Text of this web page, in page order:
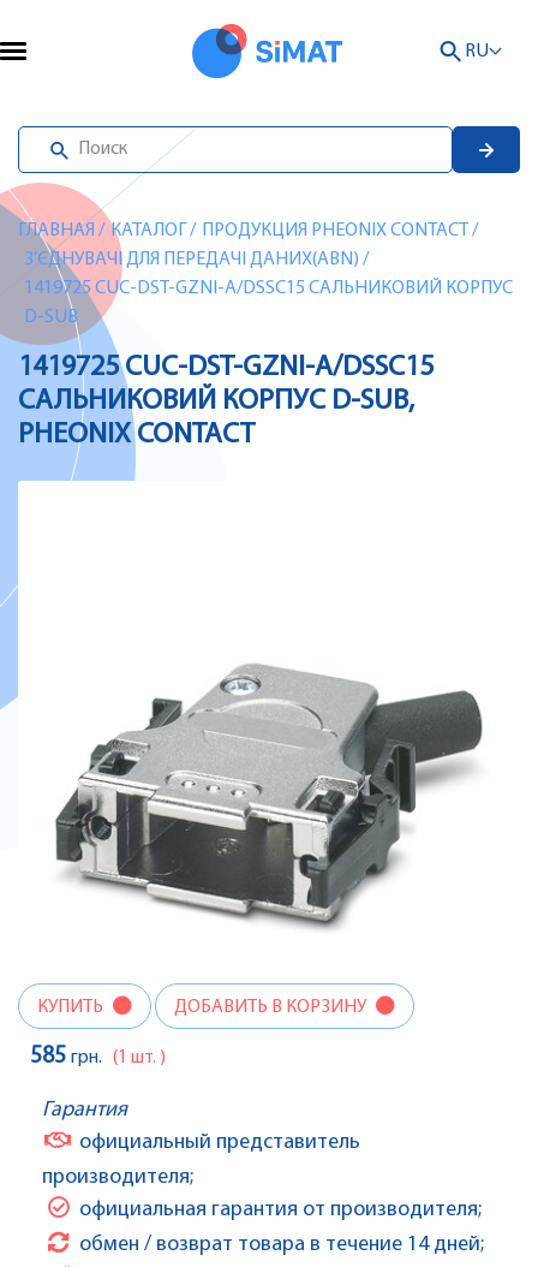
RU
ГЛАВНАЯ / КАТАЛОГ / ПРОДУКЦИЯ PHEONIX CONTACT /
З’ЄДНУВАЧІ ДЛЯ ПЕРЕДАЧІ ДАНИХ(ABN) /
1419725 CUC-DST-GZNI-A/DSSC15 САЛЬНИКОВИЙ КОРПУС
D-SUB
1419725 CUC-DST-GZNI-A/DSSC15
САЛЬНИКОВИЙ КОРПУС D-SUB,
PHEONIX CONTACT
КУПИТЬ ДОБАВИТЬ В КОРЗИНУ
585 грн. (1 шт. )
Гарантия
официальный представитель
производителя;
официальная гарантия от производителя;
обмен / возврат товара в течение 14 дней;